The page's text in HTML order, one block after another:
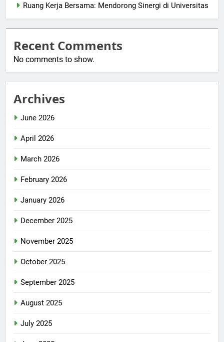
Ruang Kerja Bersama: Mendorong Sinergi di Universitas
Recent Comments
No comments to show.
Archives
June 2026
April 2026
March 2026
February 2026
January 2026
December 2025
November 2025
October 2025
September 2025
August 2025
July 2025